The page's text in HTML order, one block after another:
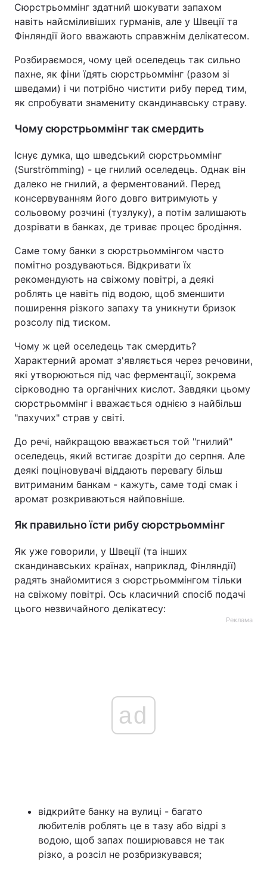
Сюрстрьоммінг здатний шокувати запахом
навіть найсміливіших гурманів, але у Швеції та
Фінляндії його вважають справжнім делікатесом.
Розбираємося, чому цей оселедець так сильно
пахне, як фіни їдять сюрстрьоммінг (разом зі
шведами) і чи потрібно чистити рибу перед тим,
як спробувати знамениту скандинавську страву.
Чому сюрстрьоммінг так смердить
Існує думка, що шведський сюрстрьоммінг
(Surströmming) - це гнилий оселедець. Однак він
далеко не гнилий, а ферментований. Перед
консервуванням його довго витримують у
сольовому розчині (тузлуку), а потім залишають
дозрівати в банках, де триває процес бродіння.
Саме тому банки з сюрстрьоммінгом часто
помітно роздуваються. Відкривати їх
рекомендують на свіжому повітрі, а деякі
роблять це навіть під водою, щоб зменшити
поширення різкого запаху та уникнути бризок
розсолу під тиском.
Чому ж цей оселедець так смердить?
Характерний аромат з'являється через речовини,
які утворюються під час ферментації, зокрема
сірководню та органічних кислот. Завдяки цьому
сюрстрьоммінг і вважається однією з найбільш
"пахучих" страв у світі.
До речі, найкращою вважається той "гнилий"
оселедець, який встигає дозріти до серпня. Але
деякі поціновувачі віддають перевагу більш
витриманим банкам - кажуть, саме тоді смак і
аромат розкриваються найповніше.
Як правильно їсти рибу сюрстрьоммінг
Як уже говорили, у Швеції (та інших
скандинавських країнах, наприклад, Фінляндії)
радять знайомитися з сюрстрьоммінгом тільки
на свіжому повітрі. Ось класичний спосіб подачі
цього незвичайного делікатесу:
Реклама
ad
відкрийте банку на вулиці - багато
любителів роблять це в тазу або відрі з
водою, щоб запах поширювався не так
різко, а розсіл не розбризкувався;